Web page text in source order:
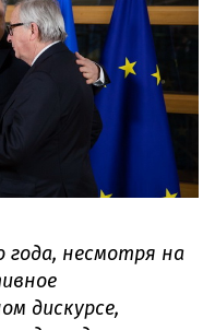
года, несмотря на
дискурсе,